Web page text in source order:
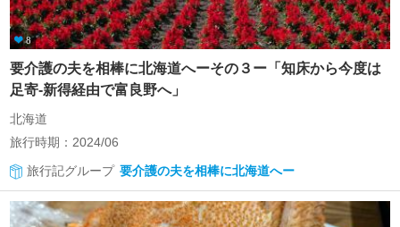
8
要介護の夫を相棒に北海道へーその３ー「知床から今度は
足寄‐新得経由で富良野へ」
北海道
旅行時期：2024/06
旅行記グループ 要介護の夫を相棒に北海道へー